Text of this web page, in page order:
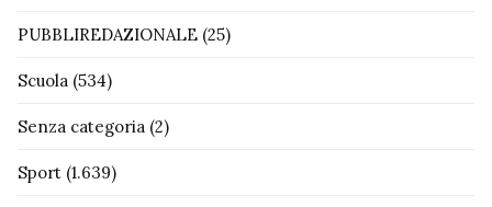
PUBBLIREDAZIONALE (25)
Scuola (534)
Senza categoria (2)
Sport (1.639)